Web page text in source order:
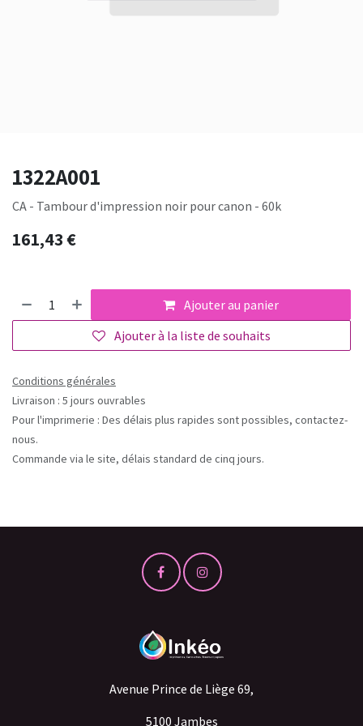
1322A001
CA - Tambour d'impression noir pour canon - 60k
161,43€
Ajouter au panier
Ajouter à la liste de souhaits
Conditions générales
Livraison : 5 jours ouvrables
Pour l'imprimerie : Des délais plus rapides sont possibles, contactez-
nous.
Commande via le site, délais standard de cinq jours.
Avenue Prince de Liège 69,
5100 Jambes